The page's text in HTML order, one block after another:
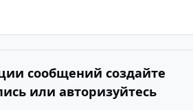
сообщений создайте
или авторизуйтесь